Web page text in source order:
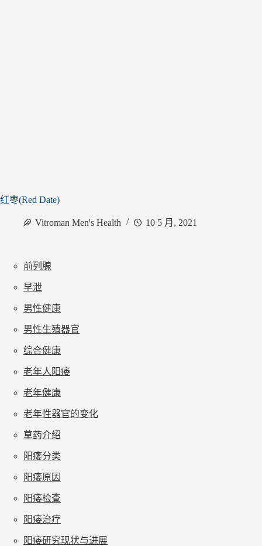
红枣(Red Date)
Vitroman Men's Health 10 5 月, 2021
前列腺
早泄
男性健康
男性生殖器官
综合健康
老年人阳痿
老年健康
老年性器官的变化
草药介绍
阳痿分类
阳痿原因
阳痿检查
阳痿治疗
阳痿研究现状与进展